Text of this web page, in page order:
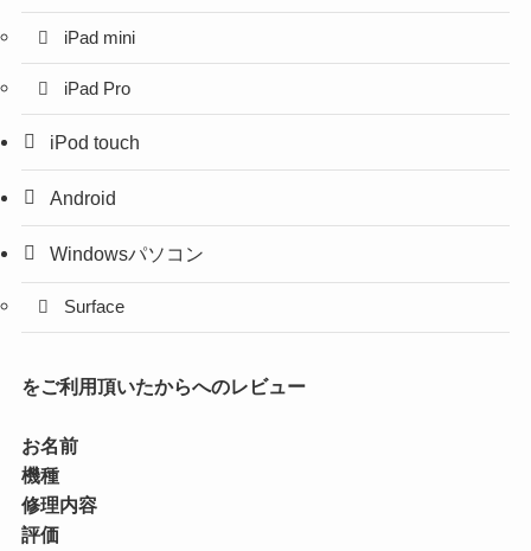
iPad mini
iPad Pro
iPod touch
Android
Windowsパソコン
Surface
をご利用頂いたからへのレビュー
お名前
機種
修理内容
評価